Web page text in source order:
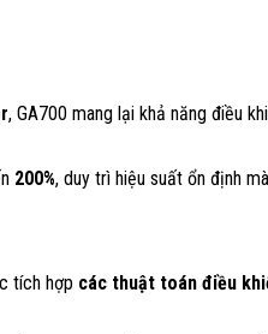
, GA700 mang lại khả năng điều
200%, duy trì hiệu suất ổn định
tích hợp các thuật toán điều